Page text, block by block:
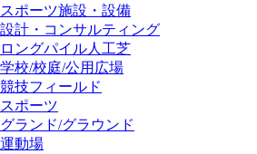
スポーツ施設・設備
設計・コンサルティング
ロングパイル人工芝
学校/校庭/公用広場
競技フィールド
スポーツ
グランド/グラウンド
運動場